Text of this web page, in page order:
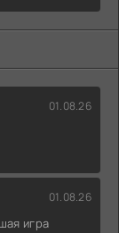
01.08.26
01.08.26
игра